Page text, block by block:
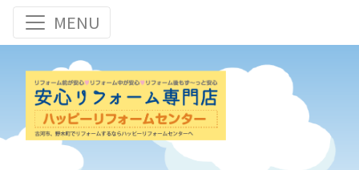
Toggle navigation
MENU